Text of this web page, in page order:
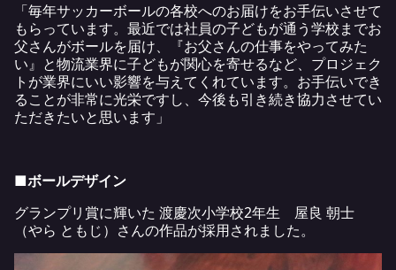
「毎年サッカーボールの各校へのお届けをお手伝いさせて
もらっています。最近では社員の子どもが通う学校までお
父さんがボールを届け、『お父さんの仕事をやってみた
い』と物流業界に子どもが関心を寄せるなど、プロジェク
トが業界にいい影響を与えてくれています。お手伝いでき
ることが非常に光栄ですし、今後も引き続き協力させてい
ただきたいと思います」
■ボールデザイン
グランプリ賞に輝いた 渡慶次小学校2年生 屋良 朝士
（やら ともじ）さんの作品が採用されました。